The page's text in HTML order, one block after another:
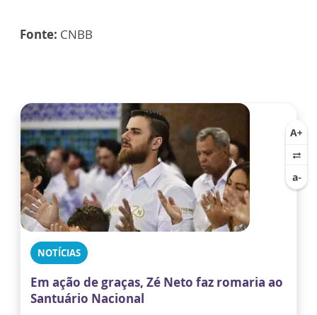
Fonte: CNBB
NOTÍCIAS
Em ação de graças, Zé Neto faz romaria ao
Santuário Nacional